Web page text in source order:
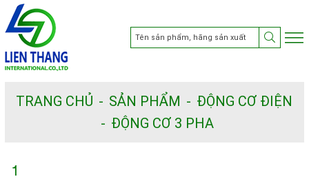
TRANG CHỦ SẢN PHẨM
ĐỘNG CƠ ĐIỆN
ĐỘNG CƠ 3 PHA
1